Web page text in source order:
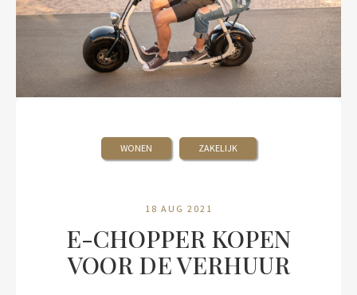
WONEN ZAKELIJK
18 AUG 2021
E-CHOPPER KOPEN
VOOR DE VERHUUR